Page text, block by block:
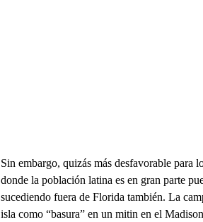
Sin embargo, quizás más desfavorable para
donde la población latina es en gran parte
sucediendo fuera de Florida también. La
isla como “basura” en un mitin en el